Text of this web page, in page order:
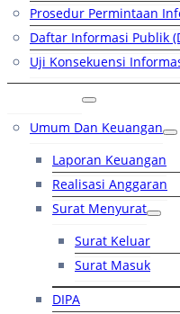
Prosedur Permintaan
Daftar Informasi Publik
Uji Konsekuensi
Umum Dan Keuangan
Laporan Keuangan
Realisasi Anggaran
Surat Menyurat
Surat Keluar
Surat Masuk
DIPA